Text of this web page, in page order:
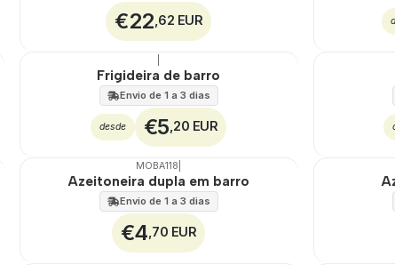
€22 ,62 EUR
Frigideira de barro
Envio de 1 a 3 dias
desde €5 ,20 EUR
MOBA118
Azeitoneira dupla em barro
Envio de 1 a 3 dias
€4 ,70 EUR